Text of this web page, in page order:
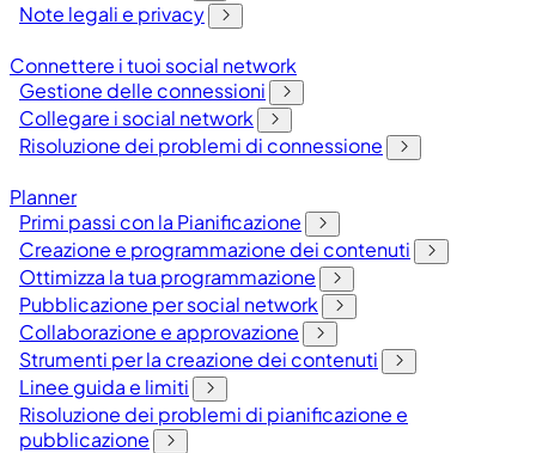
Note legali e privacy
Connettere i tuoi social network
Gestione delle connessioni
Collegare i social network
Risoluzione dei problemi di connessione
Planner
Primi passi con la Pianificazione
Creazione e programmazione dei contenuti
Ottimizza la tua programmazione
Pubblicazione per social network
Collaborazione e approvazione
Strumenti per la creazione dei contenuti
Linee guida e limiti
Risoluzione dei problemi di pianificazione e
pubblicazione